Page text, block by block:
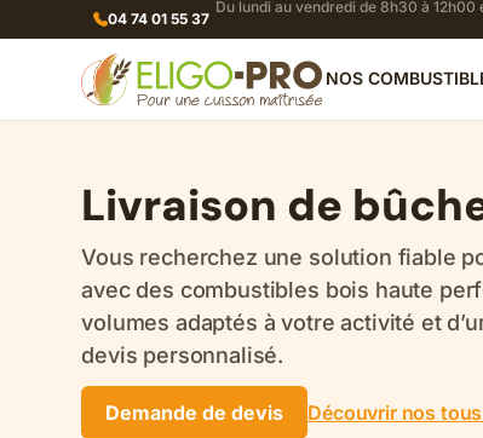
04 74 01 55 37
Du lundi au vendredi de 8h30 à 12h00
NOS
Livraison de
Vous recherchez une solution fiable
avec des combustibles bois haute
volumes adaptés à votre activité et
devis personnalisé.
Demande de devis Découvrir nos